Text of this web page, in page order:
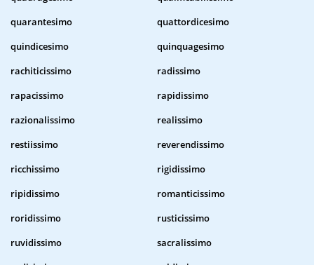
quarantesimo
quattordicesimo
quindicesimo
quinquagesimo
rachiticissimo
radissimo
rapacissimo
rapidissimo
razionalissimo
realissimo
restiissimo
reverendissimo
ricchissimo
rigidissimo
ripidissimo
romanticissimo
roridissimo
rusticissimo
ruvidissimo
sacralissimo